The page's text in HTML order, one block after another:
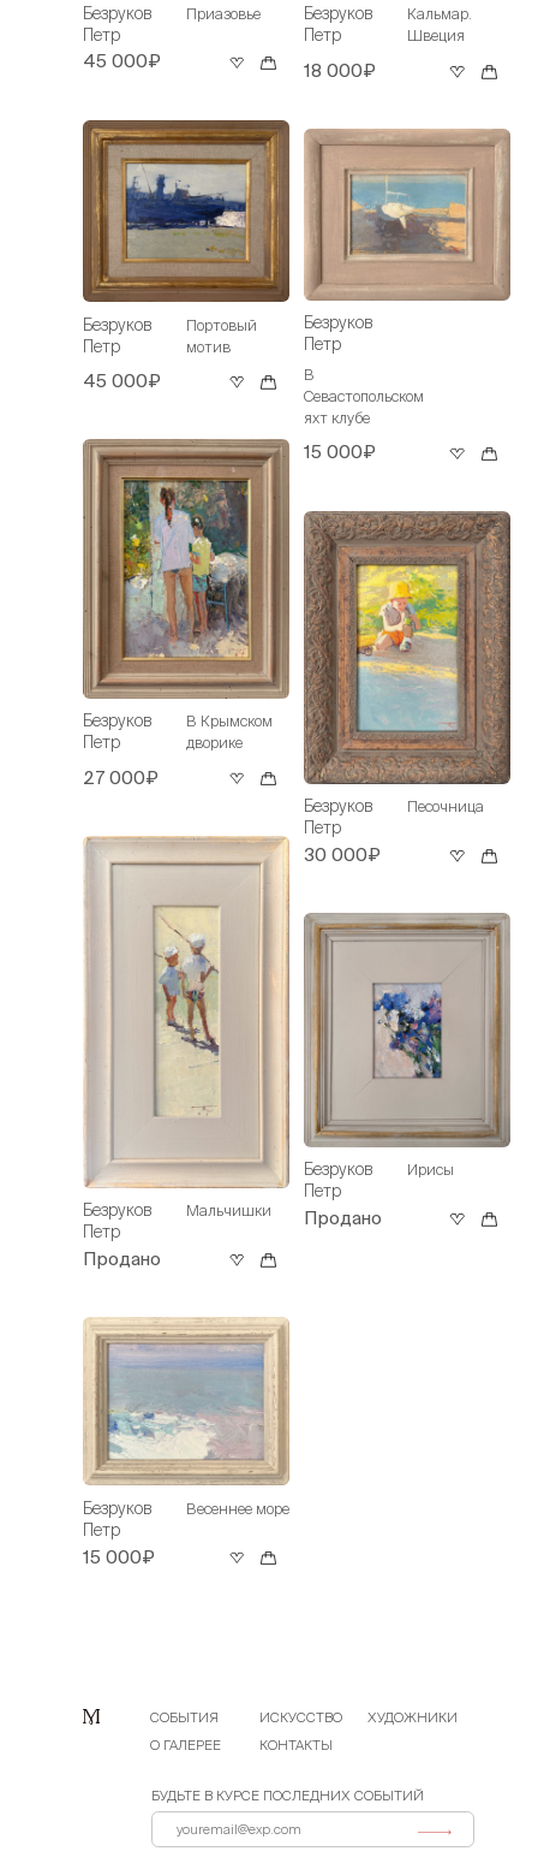
Безруков
Петр
Приазовье
45 000₽
Безруков
Петр
Портовый
мотив
45 000₽
Безруков
Петр
В Крымском
дворике
27 000₽
Безруков
Петр
Мальчишки
Продано
Безруков
Петр
Весеннее море
15 000₽
Безруков
Петр
Кальмар.
Швеция
18 000₽
Безруков
Петр
В
Севастопольском
яхт клубе
15 000₽
Безруков
Петр
Песочница
30 000₽
Безруков
Петр
Ирисы
Продано
СОБЫТИЯ ИСКУССТВО
ХУДОЖНИКИ
О ГАЛЕРЕЕ
КОНТАКТЫ
БУДЬТЕ В КУРСЕ ПОСЛЕДНИХ СОБЫТИЙ